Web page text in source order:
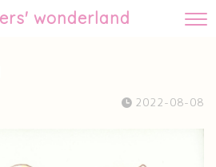
wonderland
2022-08-08